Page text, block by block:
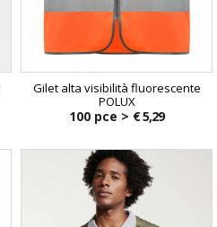
Gilet alta visibilità fluorescente
POLUX
100 pce > € 5,29